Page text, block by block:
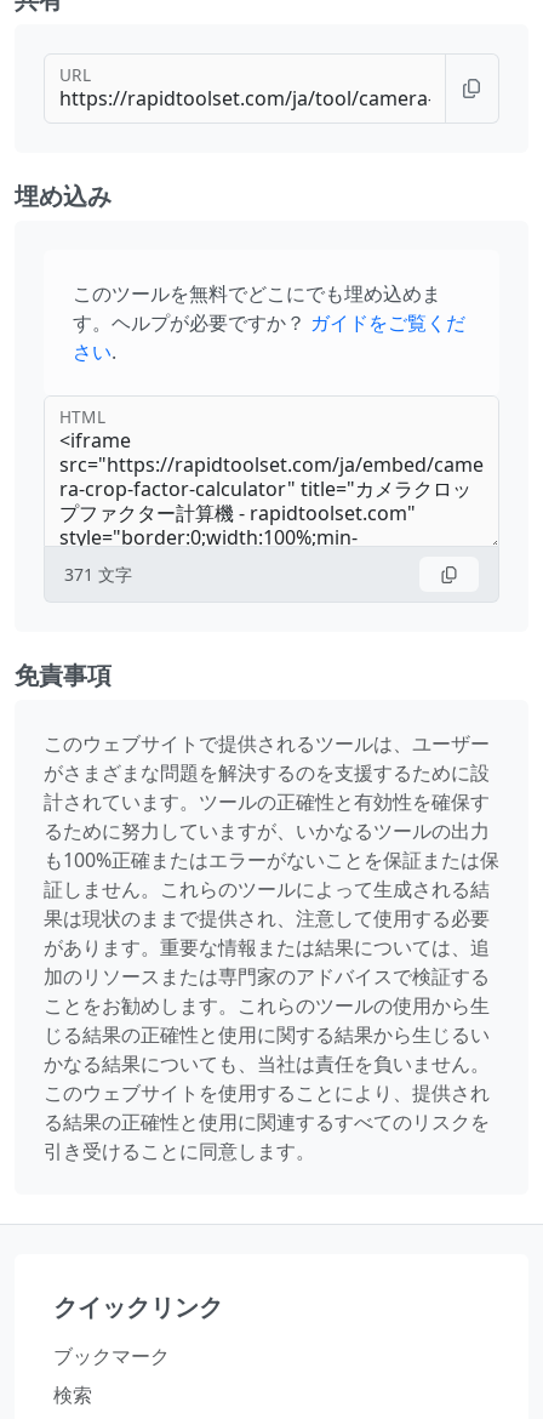
URL
埋め込み
このツールを無料でどこにでも埋め込めま
す。ヘルプが必要ですか？ ガイドをご覧くだ
さい.
HTML
371 文字
免責事項
このウェブサイトで提供されるツールは、ユーザー
がさまざまな問題を解決するのを支援するために設
計されています。ツールの正確性と有効性を確保す
るために努力していますが、いかなるツールの出力
も100%正確またはエラーがないことを保証または保
証しません。これらのツールによって生成される結
果は現状のままで提供され、注意して使用する必要
があります。重要な情報または結果については、追
加のリソースまたは専門家のアドバイスで検証する
ことをお勧めします。これらのツールの使用から生
じる結果の正確性と使用に関する結果から生じるい
かなる結果についても、当社は責任を負いません。
このウェブサイトを使用することにより、提供され
る結果の正確性と使用に関連するすべてのリスクを
引き受けることに同意します。
クイックリンク
ブックマーク
検索